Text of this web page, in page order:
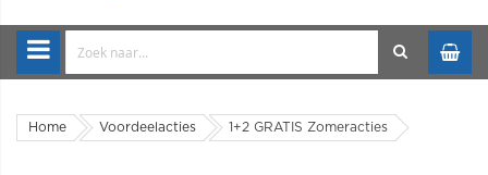
Home Voordeelacties 1+2 GRATIS Zomeracties